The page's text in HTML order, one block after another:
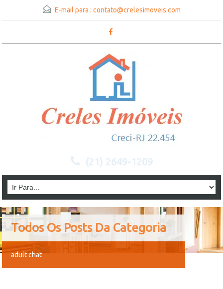
E-mail para : contato@crelesimoveis.com
(21) 2649-1209
Todos Os Posts Da Categoria
adult chat